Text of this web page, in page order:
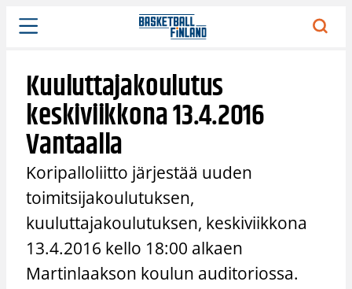
Siirry
sisältöön
Kuuluttajakoulutus
keskiviikkona 13.4.2016
Vantaalla
Koripalloliitto järjestää uuden
toimitsijakoulutuksen,
kuuluttajakoulutuksen, keskiviikkona
13.4.2016 kello 18:00 alkaen
Martinlaakson koulun auditoriossa.